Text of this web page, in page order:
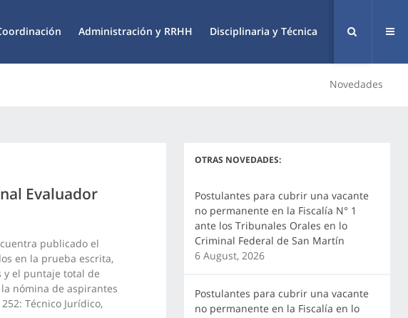
Administración y RRHH Disciplinaria y Técnica
Novedades
Evaluador
publicado el
en la prueba escrita,
y el puntaje total de
nómina de aspirantes
Técnico Jurídico,
OTRAS NOVEDADES:
Postulantes para cubrir una vacante
no permanente en la Fiscalía N° 1
ante los Tribunales Orales en lo
Criminal Federal de San Martín
6 August, 2026
Postulantes para cubrir una vacante
no permanente en la Fiscalía en lo